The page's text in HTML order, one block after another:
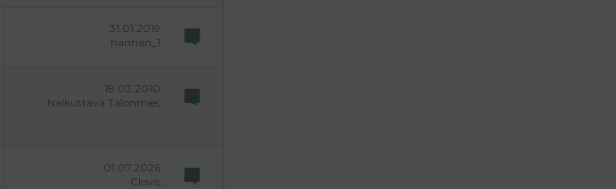
31.01.2019
hanhan_1
18.03.2010
Nalkuttava Talonmies
01.07.2026
Clovis